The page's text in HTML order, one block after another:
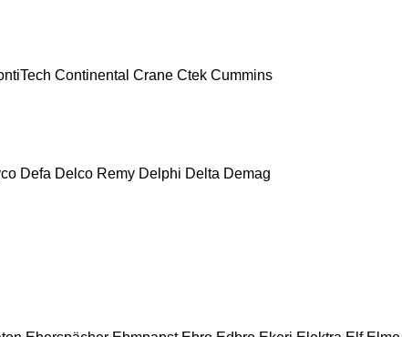
Continental Crane Ctek Cummins
Defa Delco Remy Delphi Delta Demag